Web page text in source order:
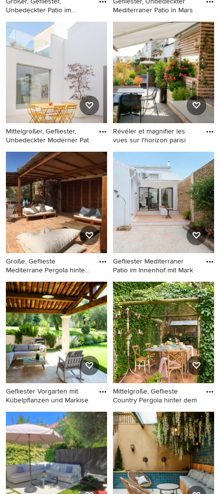
Unbedeckter Patio im
Großer, Gefliester,
Unbedeckter Patio im
Innenhof mit Wasserspiel in
Marseille
Mediterraner Patio in Mars
Gefliester, Unbedeckter
Mediterraner Patio in
Marseille
Mittelgroßer, Gefliester,
Unbedeckter Moderner Pat
Mittelgroßer, Gefliester,
Unbedeckter Moderner Patio
im Innenhof in Montpellier
Révéler et magnifier les
vues sur l'horizon parisi
Großer, Gefliester Moderner
Patio hinter dem Haus mit
Outdoor-Küche und Markisen
Große, Geflieste
Mediterrane Pergola hinter
Große, Geflieste Mediterrane
Pergola hinter dem Haus mit
Outdoor-Küche in Mailand
Gefliester Mediterraner
Patio im Innenhof mit Mark
Gefliester Mediterraner Patio
im Innenhof mit Markisen in
Alicante-Costa Blanca
Gefliester Vorgarten mit
Kübelpflanzen und Markise
Gefliester Vorgarten mit
Kübelpflanzen und Markisen
in Marseille
Mittelgroße, Geflieste
Country Pergola hinter dem
Mittelgroße, Geflieste
Country Pergola hinter dem
Haus mit Pflanzwand in
Barcelona